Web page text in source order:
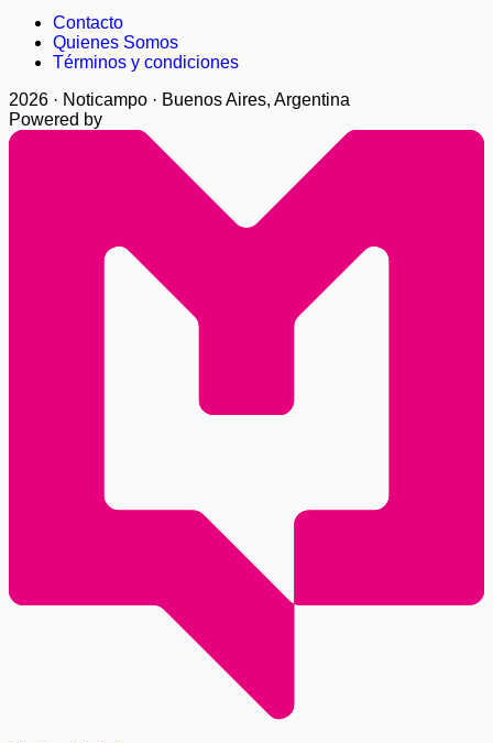
Contacto
Quienes Somos
Términos y condiciones
2026 · Noticampo · Buenos Aires, Argentina
Powered by